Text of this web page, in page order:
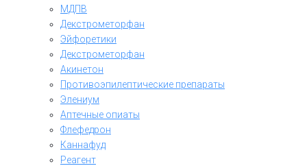
МДПВ
Декстрометорфан
Эйфоретики
Декстрометорфан
Акинетон
Противоэпилептические препараты
Элениум
Аптечные опиаты
Флефедрон
Каннафуд
Реагент